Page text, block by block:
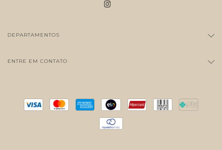
DEPARTAMENTOS
ENTRE EM CONTATO